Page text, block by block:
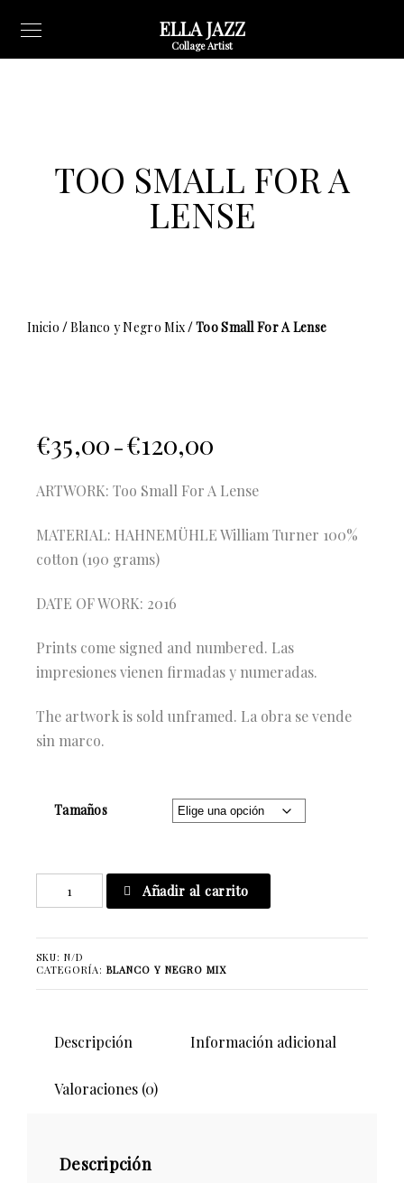
ELLA JAZZ
Collage Artist
TOO SMALL FOR A
LENSE
Inicio /Blanco y Negro Mix/ Too Small For A Lense
€35,00 – €120,00
ARTWORK: Too Small For A Lense
MATERIAL: HAHNEMÜHLE William Turner 100%
cotton (190 grams)
DATE OF WORK: 2016
Prints come signed and numbered. Las
impresiones vienen firmadas y numeradas.
The artwork is sold unframed. La obra se vende
sin marco.
Tamaños
Small
Lense
cantidad
Añadir al carrito
SKU: N/D
CATEGORÍA: BLANCO Y NEGRO MIX
Descripción Información adicional
Valoraciones (0)
Descripción